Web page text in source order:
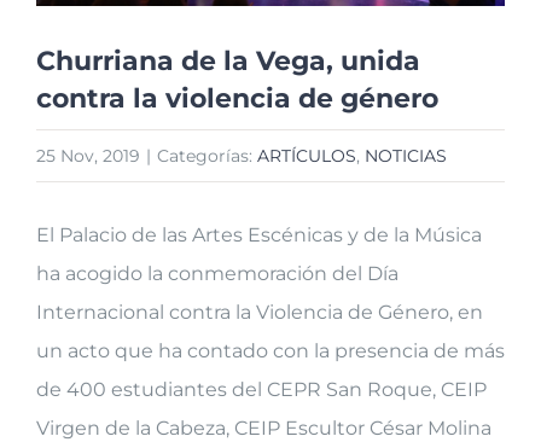
Churriana de la Vega, unida
contra la violencia de género
25 Nov, 2019 | Categorías: ARTÍCULOS, NOTICIAS
El Palacio de las Artes Escénicas y de la Música
ha acogido la conmemoración del Día
Internacional contra la Violencia de Género, en
un acto que ha contado con la presencia de más
de 400 estudiantes del CEPR San Roque, CEIP
Virgen de la Cabeza, CEIP Escultor César Molina